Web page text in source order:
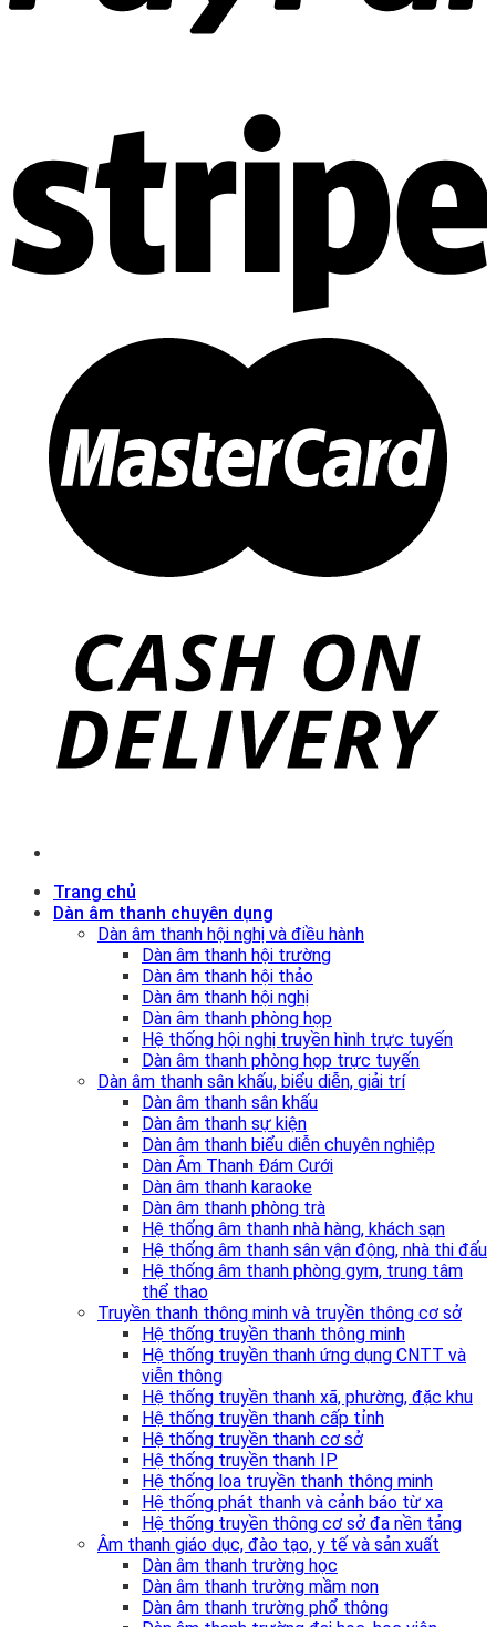
Trang chủ
Dàn âm thanh chuyên dụng
Dàn âm thanh hội nghị và điều hành
Dàn âm thanh hội trường
Dàn âm thanh hội thảo
Dàn âm thanh hội nghị
Dàn âm thanh phòng họp
Hệ thống hội nghị truyền hình trực tuyến
Dàn âm thanh phòng họp trực tuyến
Dàn âm thanh sân khấu, biểu diễn, giải trí
Dàn âm thanh sân khấu
Dàn âm thanh sự kiện
Dàn âm thanh biểu diễn chuyên nghiệp
Dàn Âm Thanh Đám Cưới
Dàn âm thanh karaoke
Dàn âm thanh phòng trà
Hệ thống âm thanh nhà hàng, khách sạn
Hệ thống âm thanh sân vận động, nhà thi đấu
Hệ thống âm thanh phòng gym, trung tâm
thể thao
Truyền thanh thông minh và truyền thông cơ sở
Hệ thống truyền thanh thông minh
Hệ thống truyền thanh ứng dụng CNTT và
viễn thông
Hệ thống truyền thanh xã, phường, đặc khu
Hệ thống truyền thanh cấp tỉnh
Hệ thống truyền thanh cơ sở
Hệ thống truyền thanh IP
Hệ thống loa truyền thanh thông minh
Hệ thống phát thanh và cảnh báo từ xa
Hệ thống truyền thông cơ sở đa nền tảng
Âm thanh giáo dục, đào tạo, y tế và sản xuất
Dàn âm thanh trường học
Dàn âm thanh trường mầm non
Dàn âm thanh trường phổ thông